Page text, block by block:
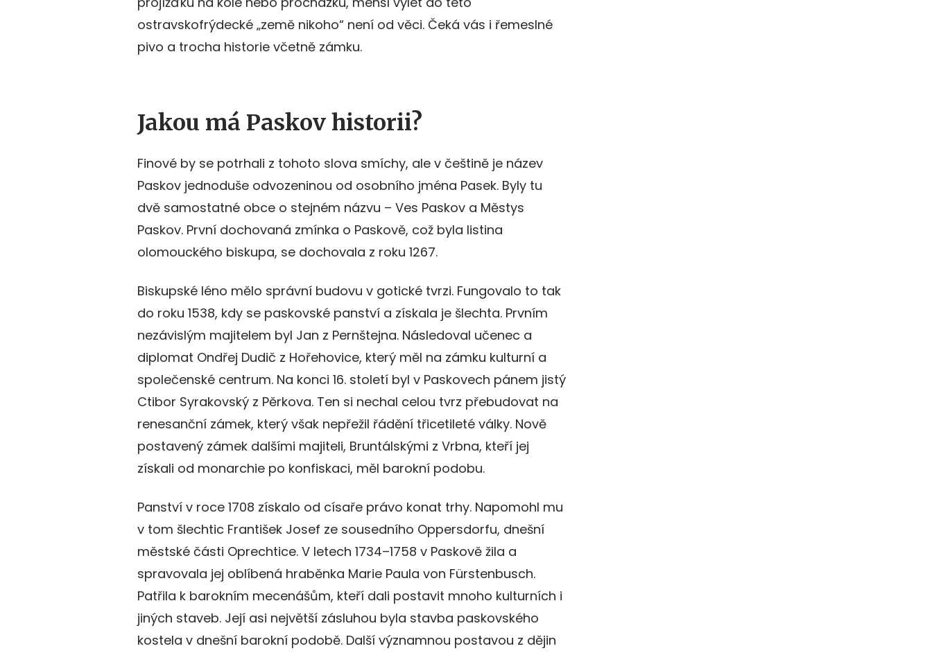
ostravskofrýdecké „země nikoho“ není od věci. Čeká vás i řemeslné
pivo a trocha historie včetně zámku.
Jakou má Paskov historii?
Finové by se potrhali z tohoto slova smíchy, ale v češtině je název
Paskov jednoduše odvozeninou od osobního jména Pasek. Byly tu
dvě samostatné obce o stejném názvu – Ves Paskov a Městys
Paskov. První dochovaná zmínka o Paskově, což byla listina
olomouckého biskupa, se dochovala z roku 1267.
Biskupské léno mělo správní budovu v gotické tvrzi. Fungovalo to tak
do roku 1538, kdy se paskovské panství a získala je šlechta. Prvním
nezávislým majitelem byl Jan z Pernštejna. Následoval učenec a
diplomat Ondřej Dudič z Hořehovice, který měl na zámku kulturní a
společenské centrum. Na konci 16. století byl v Paskovech pánem jistý
Ctibor Syrakovský z Pěrkova. Ten si nechal celou tvrz přebudovat na
renesanční zámek, který však nepřežil řádění třicetileté války. Nově
postavený zámek dalšími majiteli, Bruntálskými z Vrbna, kteří jej
získali od monarchie po konfiskaci, měl barokní podobu.
Panství v roce 1708 získalo od císaře právo konat trhy. Napomohl mu
v tom šlechtic František Josef ze sousedního Oppersdorfu, dnešní
městské části Oprechtice. V letech 1734–1758 v Paskově žila a
spravovala jej oblíbená hraběnka Marie Paula von Fürstenbusch.
Patřila k barokním mecenášům, kteří dali postavit mnoho kulturních i
jiných staveb. Její asi největší zásluhou byla stavba paskovského
kostela v dnešní barokní podobě. Další významnou postavou z dějin